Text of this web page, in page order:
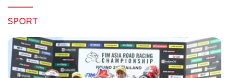
SPORT